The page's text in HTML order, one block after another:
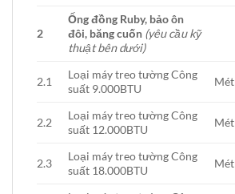
2
Ống đồng Ruby, bảo ôn
đôi, băng cuốn (yêu cầu kỹ
thuật bên dưới)
2.1
Loại máy treo tường Công
suất 9.000BTU
Mét
2.2
Loại máy treo tường Công
suất 12.000BTU
Mét
2.3
Loại máy treo tường Công
suất 18.000BTU
Mét